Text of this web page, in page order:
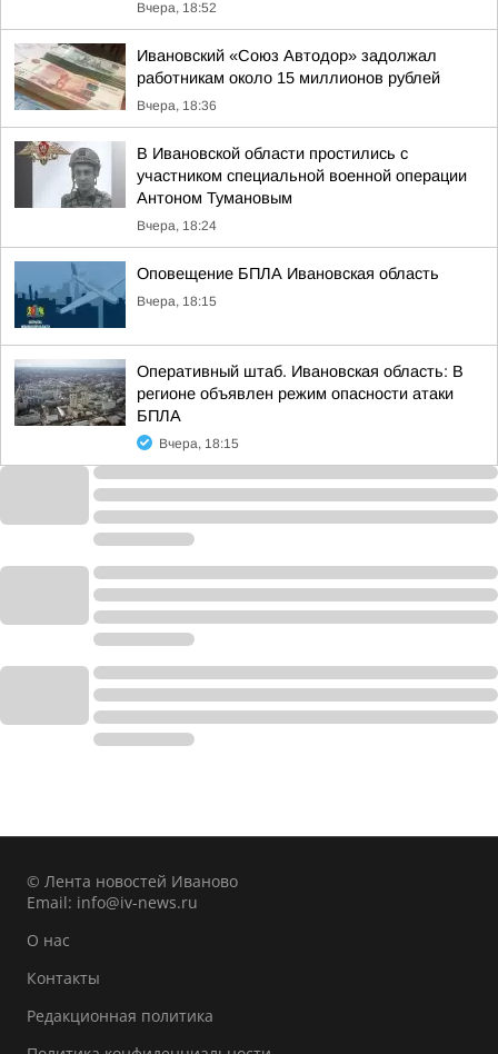
Вчера, 18:52
Ивановский «Союз Автодор» задолжал
работникам около 15 миллионов рублей
Вчера, 18:36
В Ивановской области простились с
участником специальной военной операции
Антоном Тумановым
Вчера, 18:24
Оповещение БПЛА Ивановская область
Вчера, 18:15
Оперативный штаб. Ивановская область: В
регионе объявлен режим опасности атаки
БПЛА
Вчера, 18:15
© Лента новостей Иваново
Email: info@iv-news.ru
О нас
Контакты
Редакционная политика